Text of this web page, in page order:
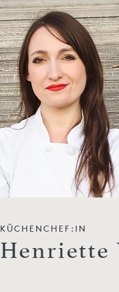
KÜCHENCHEF:IN
Henriette